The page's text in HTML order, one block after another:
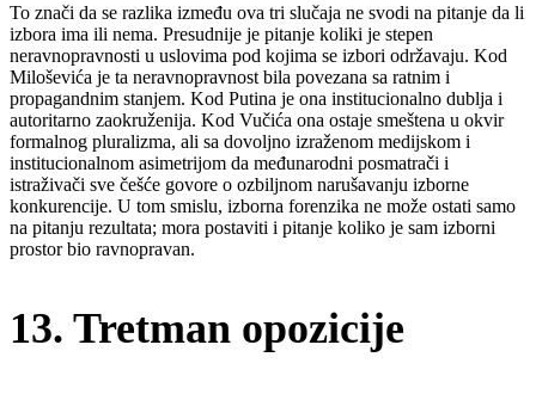
To znači da se razlika između ova tri slučaja ne svodi na pitanje da li
izbora ima ili nema. Presudnije je pitanje koliki je stepen
neravnopravnosti u uslovima pod kojima se izbori održavaju. Kod
Miloševića je ta neravnopravnost bila povezana sa ratnim i
propagandnim stanjem. Kod Putina je ona institucionalno dublja i
autoritarno zaokruženija. Kod Vučića ona ostaje smeštena u okvir
formalnog pluralizma, ali sa dovoljno izraženom medijskom i
institucionalnom asimetrijom da međunarodni posmatrači i
istraživači sve češće govore o ozbiljnom narušavanju izborne
konkurencije. U tom smislu, izborna forenzika ne može ostati samo
na pitanju rezultata; mora postaviti i pitanje koliko je sam izborni
prostor bio ravnopravan.
13. Tretman opozicije